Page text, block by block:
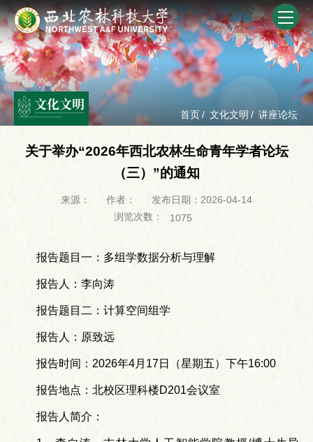
文化文明
首页 / 文化文明 / 讲座论坛
关于举办“2026年西北农林生命青年学者论坛
（三）”的通知
来源： 作者：
发布日期：2026-04-14
浏览次数：
1075
报告题目一：多组学数据分析与理解
报告人：李向涛
报告题目二：计算空间组学
报告人：原致远
报告时间：2026年4月17日（星期五）下午16:00
报告地点：北校区理科楼D201会议室
报告人简介：